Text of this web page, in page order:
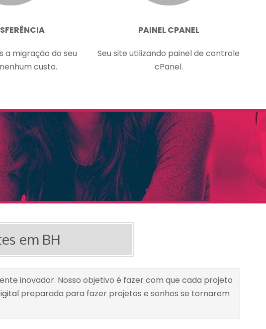
a migração do seu
custo.
PAINEL CPANEL
Seu site utilizando painel de controle
cPanel.
em BH
inovador. Nosso objetivo é fazer com que cada projeto
preparada para fazer projetos e sonhos se tornarem